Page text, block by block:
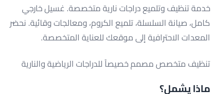
خدمة تنظيف وتلميع دراجات نارية متخصصة. غسيل خارجي
كامل، صيانة السلسلة، تلميع الكروم، ومعالجات وقائية. نحضر
المعدات الاحترافية إلى موقعك للعناية المتخصصة.
تنظيف متخصص مصمم خصيصاً للدراجات الرياضية والنارية
ماذا يشمل؟